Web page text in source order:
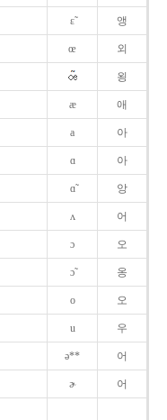
ɛ̃ 앵
œ 외
욍
æ 애
a 아
ɑ 아
ɑ̃ 앙
ʌ 어
ɔ 오
ɔ̃ 옹
o 오
u 우
ə** 어
ɚ 어